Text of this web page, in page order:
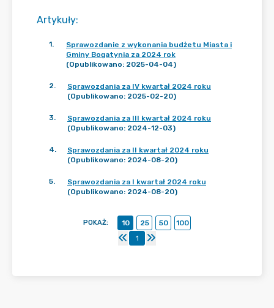
Artykuły:
1.
Sprawozdanie z wykonania budżetu Miasta i
Gminy Bogatynia za 2024 rok
(Opublikowano: 2025-04-04)
2.
Sprawozdania za IV kwartał 2024 roku
(Opublikowano: 2025-02-20)
3.
Sprawozdania za III kwartał 2024 roku
(Opublikowano: 2024-12-03)
4.
Sprawozdania za II kwartał 2024 roku
(Opublikowano: 2024-08-20)
5.
Sprawozdania za I kwartał 2024 roku
(Opublikowano: 2024-08-20)
POKAŻ: 10 25 50
100
1